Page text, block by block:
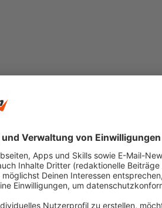
Der Kreis Siegen-
Veröffentlicht:Freitag,
Anzeige